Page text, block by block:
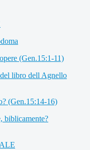
(Gen.15:1-11)
del libro dell Agnello
(Gen.15:14-16)
biblicamente?